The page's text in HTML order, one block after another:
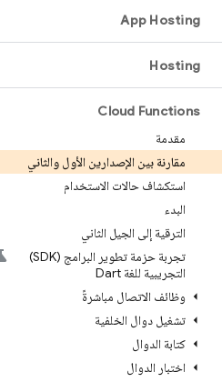
App Hosting
Hosting
Cloud Functions
مقدمة
مقارنة بين الإصدارين الأول والثاني
استكشاف حالات الاستخدام
البدء
الترقية إلى الجيل الثاني
تجربة حزمة تطوير البرامج (SDK)
التجريبية للغة Dart
وظائف الاتصال مباشرةً
تشغيل دوال الخلفية
كتابة الدوال
اختبار الدوال